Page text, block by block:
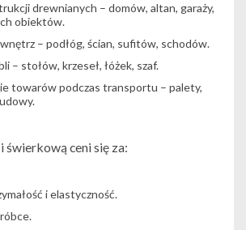
drewnianych – domów, altan, garaży,
obiektów.
– podłóg, ścian, sufitów, schodów.
– stołów, krzeseł, łóżek, szaf.
towarów podczas transportu – palety,
świerkową ceni się za:
i elastyczność.